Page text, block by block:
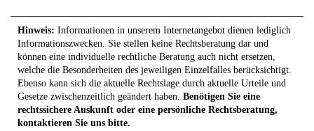
können eine individuelle rechtliche Beratung auch nicht ersetzen,
welche die Besonderheiten des jeweiligen Einzelfalles berücksichtigt.
Ebenso kann sich die aktuelle Rechtslage durch aktuelle Urteile und
Gesetze zwischenzeitlich geändert haben. Benötigen Sie eine
rechtssichere Auskunft oder eine persönliche Rechtsberatung,
kontaktieren Sie uns bitte.